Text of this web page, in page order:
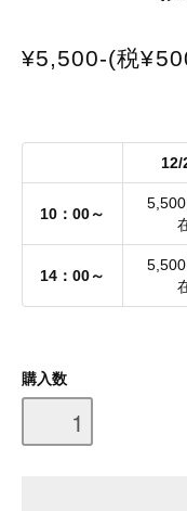
¥5,500-(税
12/
10：00～
14：00～
購入数